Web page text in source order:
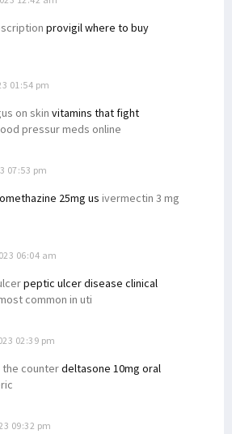
provigil where to buy
01:54 pm
on skin vitamins that fight
pressur meds online
07:53 pm
25mg us ivermectin 3 mg
06:04 am
peptic ulcer disease clinical
common in uti
02:39 pm
the counterdeltasone 10mg oral
09:32 pm